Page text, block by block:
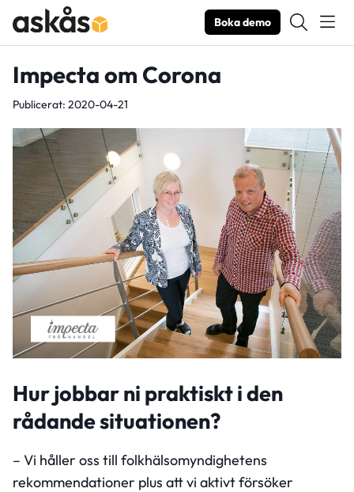
Boka demo
Impecta om Corona
Publicerat: 2020-04-21
Hur jobbar ni praktiskt i den
rådande situationen?
– Vi håller oss till folkhälsomyndighetens
rekommendationer plus att vi aktivt försöker